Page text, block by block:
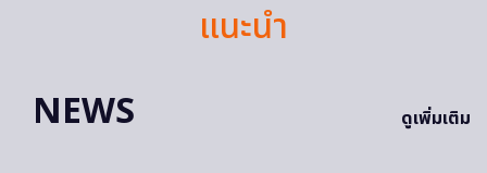
แนะนำ
NEWS
ดูเพิ่มเติม